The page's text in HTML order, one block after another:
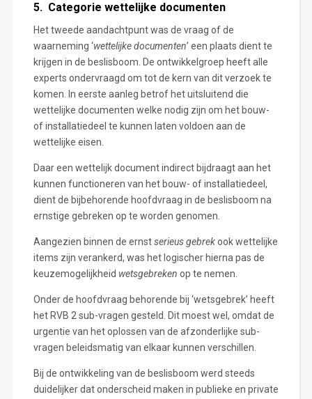
5. Categorie wettelijke documenten
Het tweede aandachtpunt was de vraag of de
waarneming ‘wettelijke documenten’ een plaats dient te
krijgen in de beslisboom. De ontwikkelgroep heeft alle
experts ondervraagd om tot de kern van dit verzoek te
komen. In eerste aanleg betrof het uitsluitend die
wettelijke documenten welke nodig zijn om het bouw-
of installatiedeel te kunnen laten voldoen aan de
wettelijke eisen.
Daar een wettelijk document indirect bijdraagt aan het
kunnen functioneren van het bouw- of installatiedeel,
dient de bijbehorende hoofdvraag in de beslisboom na
ernstige gebreken op te worden genomen.
Aangezien binnen de ernstserieus gebrekook wettelijke
items zijn verankerd, was het logischer hierna pas de
keuzemogelijkheid wetsgebreken op te nemen.
Onder de hoofdvraag behorende bij ‘wetsgebrek’ heeft
het RVB 2 sub-vragen gesteld. Dit moest wel, omdat de
urgentie van het oplossen van de afzonderlijke sub-
vragen beleidsmatig van elkaar kunnen verschillen.
Bij de ontwikkeling van de beslisboom werd steeds
duidelijker dat onderscheid maken in publieke en private